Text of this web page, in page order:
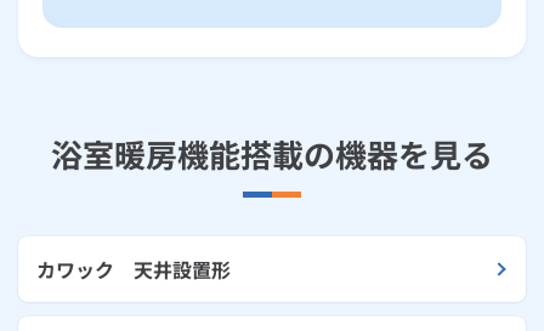
浴室暖房機能搭載の機器を見る
カワック 天井設置形